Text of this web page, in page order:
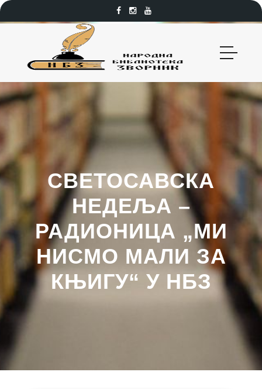
СВЕТОСАВСКА
НЕДЕЉА –
РАДИОНИЦА „МИ
НИСМО МАЛИ ЗА
КЊИГУ“ У НБЗ